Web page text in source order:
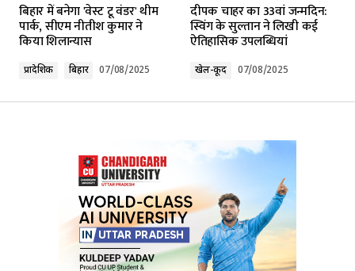
Required fields are marked*
Your Name*
Your E-mail*
Submit Comment
बिहार में बनेगा 'वेस्ट टू वंडर' थीम
पार्क, सीएम नीतीश कुमार ने
किया शिलान्यास
प्रादेशिक बिहार 07/08/2025
दीपक चाहर का 33वां जन्मदिन:
स्विंग के सुल्तान ने लिखी कई
ऐतिहासिक उपलब्धियां
खेल-कूद 07/08/2025